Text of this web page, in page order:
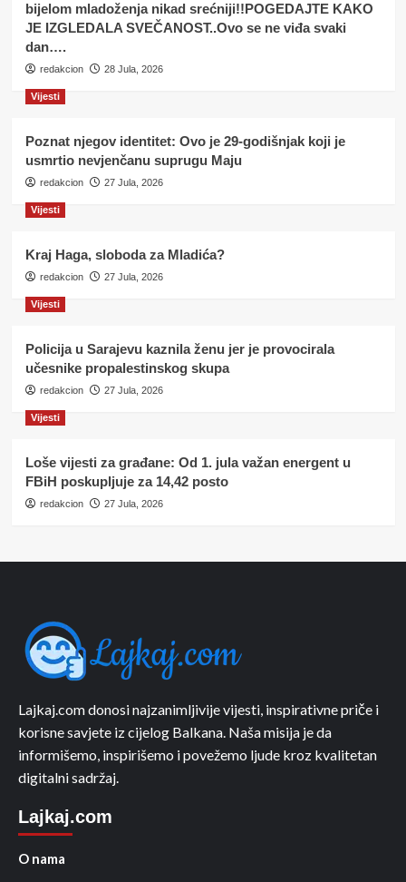
bijelom mladoženja nikad srećniji!!POGEDAJTE KAKO
JE IZGLEDALA SVEČANOST..Ovo se ne viđa svaki
dan….
redakcion 28 Jula, 2026
Vijesti
Poznat njegov identitet: Ovo je 29-godišnjak koji je
usmrtio nevjenčanu suprugu Maju
redakcion 27 Jula, 2026
Vijesti
Kraj Haga, sloboda za Mladića?
redakcion 27 Jula, 2026
Vijesti
Policija u Sarajevu kaznila ženu jer je provocirala
učesnike propalestinskog skupa
redakcion 27 Jula, 2026
Vijesti
Loše vijesti za građane: Od 1. jula važan energent u
FBiH poskupljuje za 14,42 posto
redakcion 27 Jula, 2026
Lajkaj.com donosi najzanimljivije vijesti, inspirativne priče i
korisne savjete iz cijelog Balkana. Naša misija je da
informišemo, inspirišemo i povežemo ljude kroz kvalitetan
digitalni sadržaj.
Lajkaj.com
O nama